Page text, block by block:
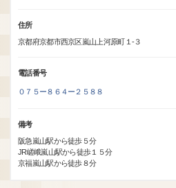
住所
京都府京都市西京区嵐山上河原町１-３
電話番号
０７５ー８６４ー２５８８
備考
阪急嵐山駅から徒歩５分
JR嵯峨嵐山駅から徒歩１５分
京福嵐山駅から徒歩８分